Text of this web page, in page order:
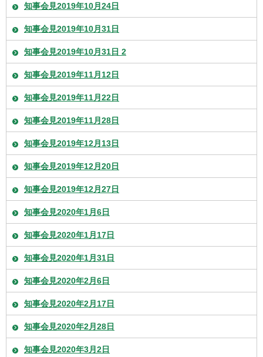
知事会見2019年10月24日
知事会見2019年10月31日
知事会見2019年10月31日 2
知事会見2019年11月12日
知事会見2019年11月22日
知事会見2019年11月28日
知事会見2019年12月13日
知事会見2019年12月20日
知事会見2019年12月27日
知事会見2020年1月6日
知事会見2020年1月17日
知事会見2020年1月31日
知事会見2020年2月6日
知事会見2020年2月17日
知事会見2020年2月28日
知事会見2020年3月2日